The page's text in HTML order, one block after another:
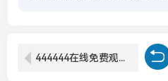
444444在线免费观看电视，你准备好了吗？